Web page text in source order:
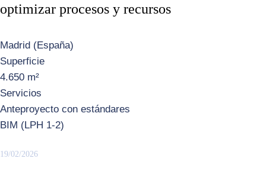
optimizar procesos y recursos
Madrid (España)
Superficie
4.650 m²
Servicios
Anteproyecto con estándares
BIM (LPH 1-2)
19/02/2026